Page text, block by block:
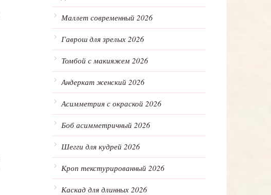
Маллет современный 2026
Гаврош для зрелых 2026
Томбой с макияжем 2026
Андеркат женский 2026
Асимметрия с окраской 2026
Боб асимметричный 2026
Шегги для кудрей 2026
Кроп текстурированный 2026
Каскад для длинных 2026